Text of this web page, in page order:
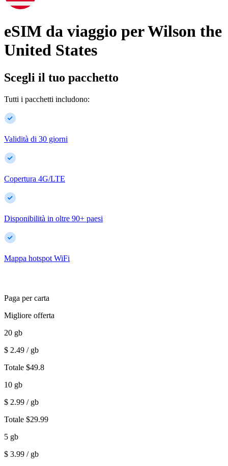
eSIM da viaggio perWilson the
United States
Scegli il tuo pacchetto
Tutti i pacchetti includono:
Validità di 30 giorni
Copertura 4G/LTE
Disponibilità in oltre 90+ paesi
Mappa hotspot WiFi
Paga per carta
Migliore offerta
20 gb
$ 2.49 / gb
Totale $49.8
10 gb
$ 2.99 / gb
Totale $29.99
5 gb
$ 3.99 / gb